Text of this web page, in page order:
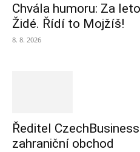
Chvála humoru: Za
Židé. Řídí to Mojžíš!
8. 8. 2026
Ředitel
zahraniční obchod